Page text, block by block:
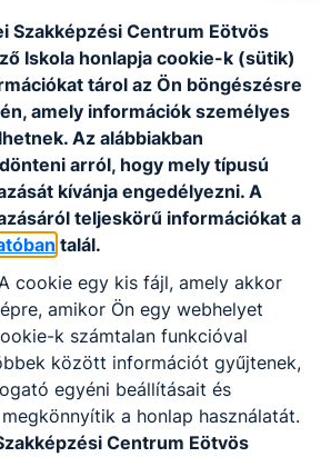
őket a szervezés és a
a végzett
el tudnak helyezkedni a
a szakma jó perspektívát és
kínál. Remek választás
akik nyitottak szakirányú
folytatására.
terhelhetőség, jó stressztűrő
kommunikációs készség, jó
képesség, empátia,
kreativitás, együttműködő
Szakképzési Centrum Eötvös
Iskola honlapja cookie-k (sütik)
tárol az Ön böngészésre
amely információk személyes
Az alábbiakban
arról, hogy mely típusú
kívánja engedélyezni. A
teljeskörű információkat a
talál.
cookie egy kis fájl, amely akkor
amikor Ön egy webhelyet
k számtalan funkcióval
között információt gyűjtenek,
egyéni beállításait és
a honlap használatát.
Centrum Eötvös